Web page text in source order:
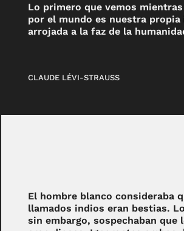
Lo primero que vemos
por el mundo es nuestra propia
arrojada a la faz de la
CLAUDE LÉVI-STRAUSS
El hombre blanco consideraba
llamados indios eran bestias.
sin embargo, sospechaban que